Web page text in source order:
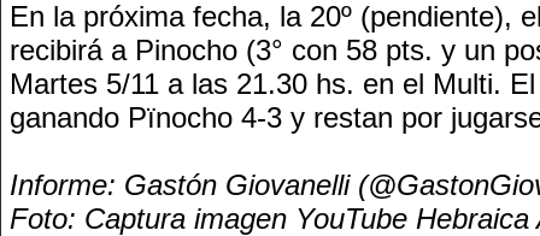
En la próxima fecha, la 20º (pendiente),
recibirá a Pinocho (3° con 58 pts. y un
Martes 5/11 a las 21.30 hs. en el Multi.
ganando Pïnocho 4-3 y restan por jugarse
Informe: Gastón Giovanelli
Foto: Captura imagen YouTube Hebraica